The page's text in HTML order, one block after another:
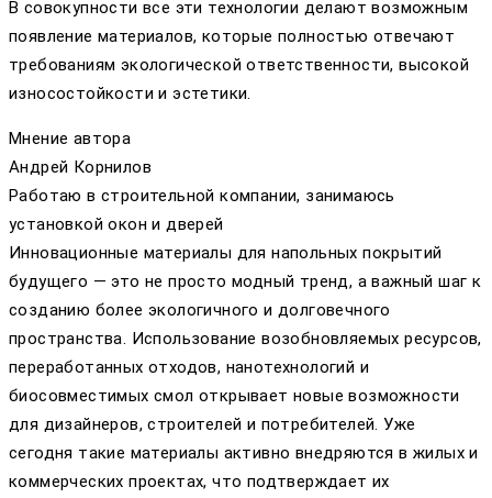
В совокупности все эти технологии делают возможным
появление материалов, которые полностью отвечают
требованиям экологической ответственности, высокой
износостойкости и эстетики.
Мнение автора
Андрей Корнилов
Работаю в строительной компании, занимаюсь
установкой окон и дверей
Инновационные материалы для напольных покрытий
будущего — это не просто модный тренд, а важный шаг к
созданию более экологичного и долговечного
пространства. Использование возобновляемых ресурсов,
переработанных отходов, нанотехнологий и
биосовместимых смол открывает новые возможности
для дизайнеров, строителей и потребителей. Уже
сегодня такие материалы активно внедряются в жилых и
коммерческих проектах, что подтверждает их